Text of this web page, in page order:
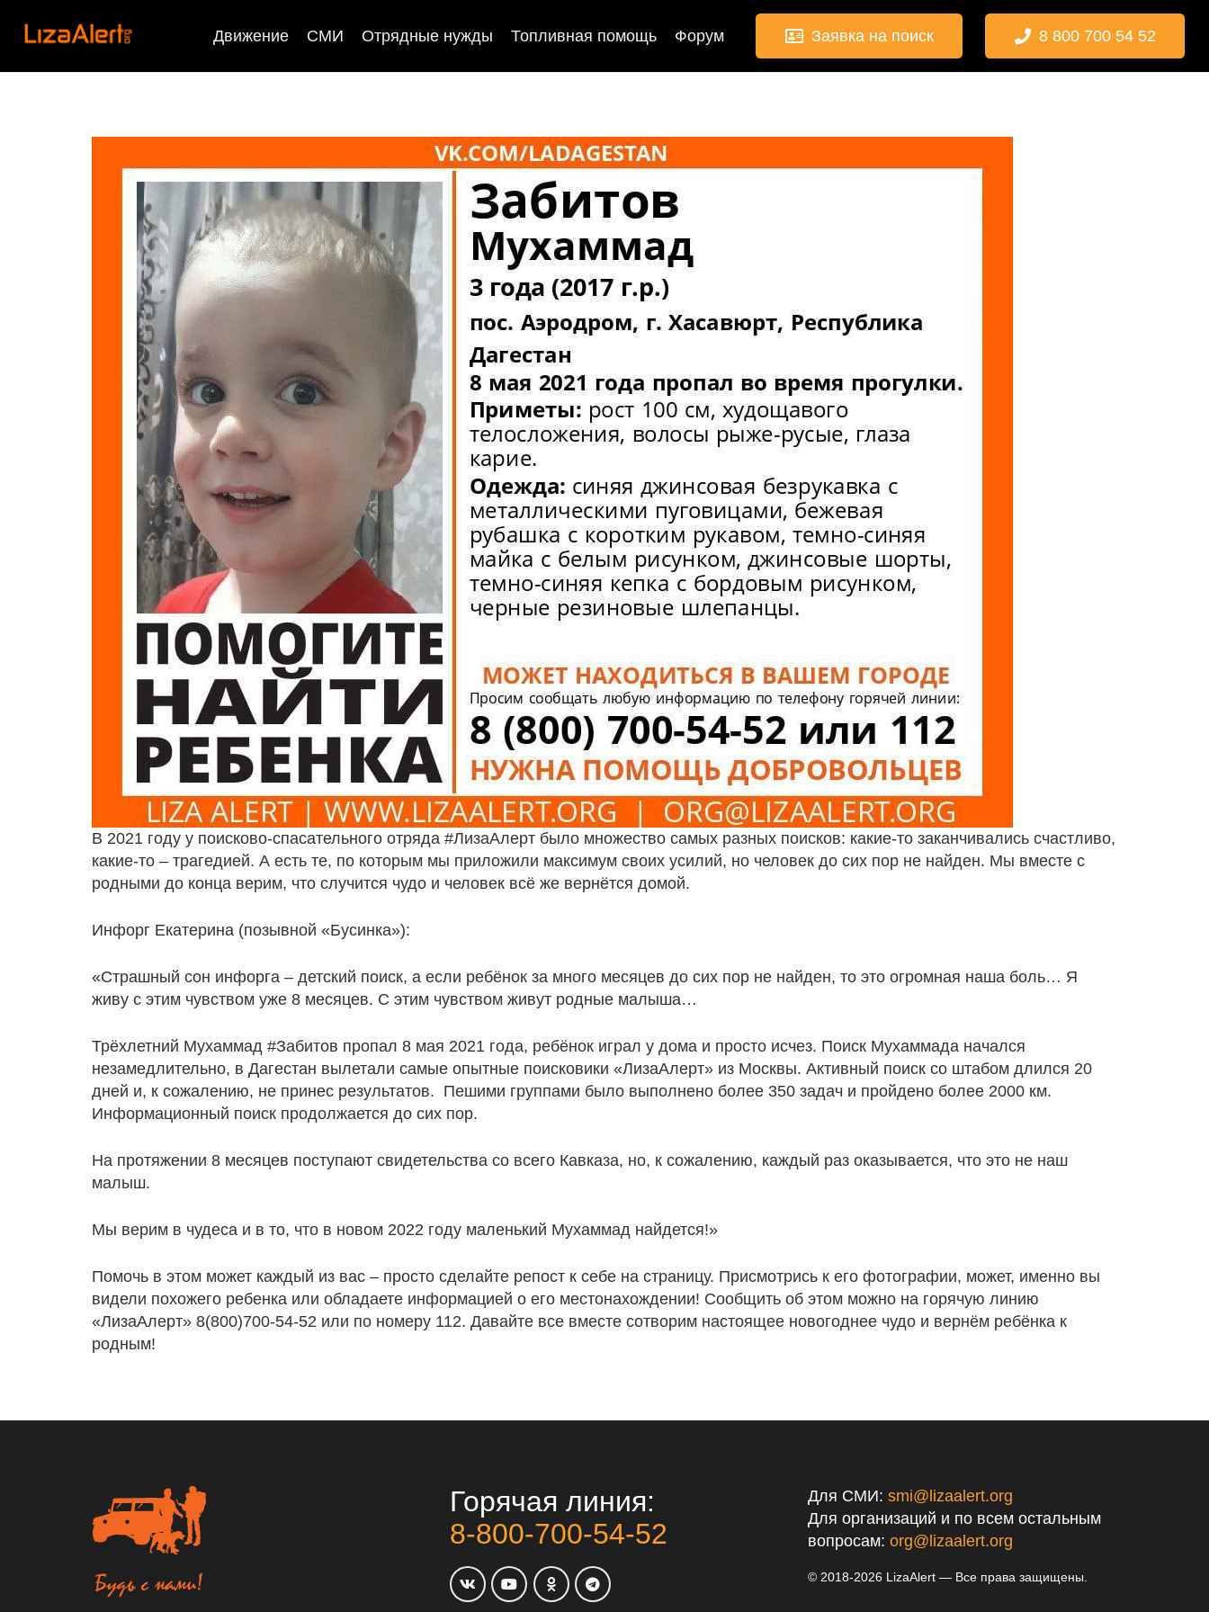
Движение СМИ Отрядные нужды Топливная помощь Форум Заявка на поиск 8 800 700 54 52
В 2021 году у поисково-спасательного отряда #ЛизаАлерт было множество самых разных поисков: какие-то заканчивались счастливо,
какие-то – трагедией. А есть те, по которым мы приложили максимум своих усилий, но человек до сих пор не найден. Мы вместе с
родными до конца верим, что случится чудо и человек всё же вернётся домой.
Инфорг Екатерина (позывной «Бусинка»):
«Страшный сон инфорга – детский поиск, а если ребёнок за много месяцев до сих пор не найден, то это огромная наша боль… Я
живу с этим чувством уже 8 месяцев. С этим чувством живут родные малыша…
Трёхлетний Мухаммад #Забитов пропал 8 мая 2021 года, ребёнок играл у дома и просто исчез. Поиск Мухаммада начался
незамедлительно, в Дагестан вылетали самые опытные поисковики «ЛизаАлерт» из Москвы. Активный поиск со штабом длился 20
дней и, к сожалению, не принес результатов. Пешими группами было выполнено более 350 задач и пройдено более 2000 км.
Информационный поиск продолжается до сих пор.
На протяжении 8 месяцев поступают свидетельства со всего Кавказа, но, к сожалению, каждый раз оказывается, что это не наш
малыш.
Мы верим в чудеса и в то, что в новом 2022 году маленький Мухаммад найдется!»
Помочь в этом может каждый из вас – просто сделайте репост к себе на страницу. Присмотрись к его фотографии, может, именно вы
видели похожего ребенка или обладаете информацией о его местонахождении! Сообщить об этом можно на горячую линию
«ЛизаАлерт» 8(800)700-54-52 или по номеру 112. Давайте все вместе сотворим настоящее новогоднее чудо и вернём ребёнка к
родным!
Горячая линия:
8-800-700-54-52
Для СМИ: smi@lizaalert.org
Для организаций и по всем остальным
вопросам: org@lizaalert.org
© 2018-2026 LizaAlert — Все права защищены.